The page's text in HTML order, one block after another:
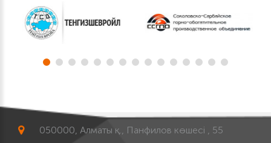
050000, Алматы қ., Панфилов көшесі , 55